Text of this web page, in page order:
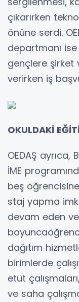
çıkarırken
önüne serdi.
departmanı
gençlere şirket
verirken iş
OKULDAKİ
OEDAŞ ayrıca,
İME
beş
staj yapma
devam eden
dağıtım
birimlerde
etüt
ve saha